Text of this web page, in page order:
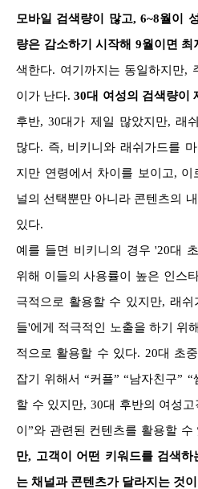
모바일 검색량이 많고, 6~8월이
량은 감소하기 시작해 9월이면 최
색한다. 여기까지는 동일하지만,
이가 난다. 30대 여성의 검색량이
후반, 30대가 제일 많았지만, 래
많다. 즉, 비키니와 래쉬가드를
지만 연령에서 차이를 보이고,
널의 선택뿐만 아니라 콘텐츠의
있다.
예를 들면 비키니의 경우 '20대
위해 이들의 사용률이 높은 인스
극적으로 활용할 수 있지만, 래
들'에게 적극적인 노출을 하기 위
적으로 활용할 수 있다. 20대 초
잡기 위해서 “커플” “남자친구”
할 수 있지만, 30대 후반의 여성
이”와 관련된 컨텐츠를 활용할 수
만, 고객이 어떤 키워드를 검색
는 채널과 콘텐츠가 달라지는 것